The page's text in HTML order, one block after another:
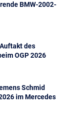
BMW-2002-
des
OGP 2026
Schmid
im Mercedes